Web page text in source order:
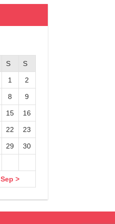
S S
1 2
8 9
15 16
22 23
29 30
Sep >